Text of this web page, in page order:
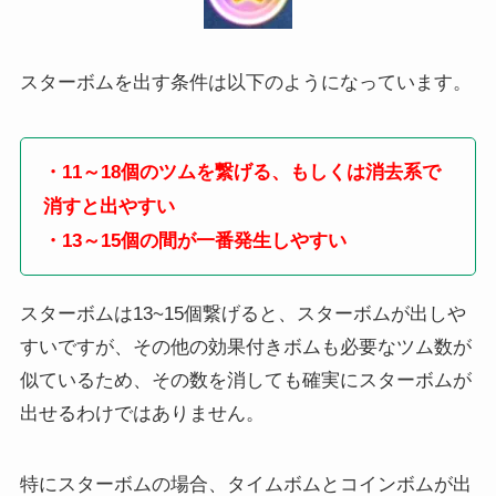
スターボムを出す条件は以下のようになっています。
・11～18個のツムを繋げる、もしくは消去系で
消すと出やすい
・13～15個の間が一番発生しやすい
スターボムは13~15個繋げると、スターボムが出しや
すいですが、その他の効果付きボムも必要なツム数が
似ているため、その数を消しても確実にスターボムが
出せるわけではありません。
特にスターボムの場合、タイムボムとコインボムが出